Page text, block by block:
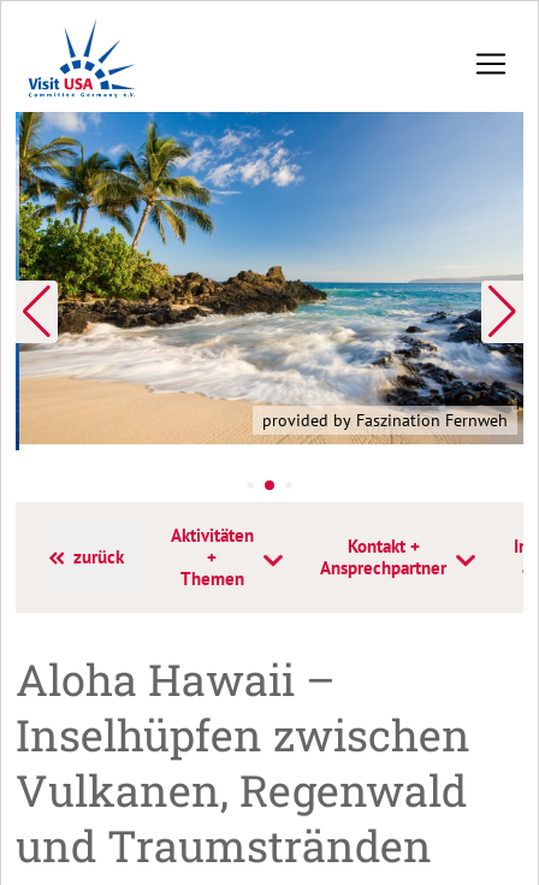
provided by Faszination Fernweh
zurück
Aktivitäten
+
Themen
Kontakt +
Ansprechpartner
Aloha Hawaii –
Inselhüpfen zwischen
Vulkanen, Regenwald
und Traumstränden